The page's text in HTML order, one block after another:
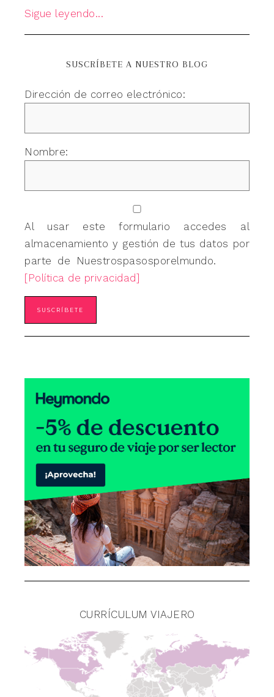
Sigue leyendo...
SUSCRÍBETE A NUESTRO BLOG
Dirección de correo electrónico:
Nombre:
Al usar este formulario accedes al
almacenamiento y gestión de tus datos por
parte de Nuestrospasosporelmundo.
[Política de privacidad]
CURRÍCULUM VIAJERO